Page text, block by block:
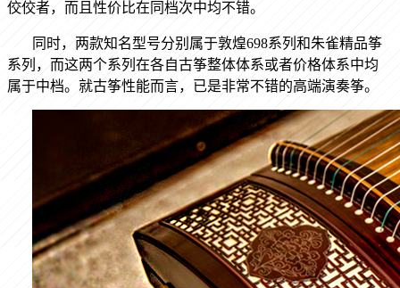
佼佼者，而且性价比在同档次中均不错。
同时，两款知名型号分别属于敦煌698系列和朱雀精品筝
系列，而这两个系列在各自古筝整体体系或者价格体系中均
属于中档。就古筝性能而言，已是非常不错的高端演奏筝。